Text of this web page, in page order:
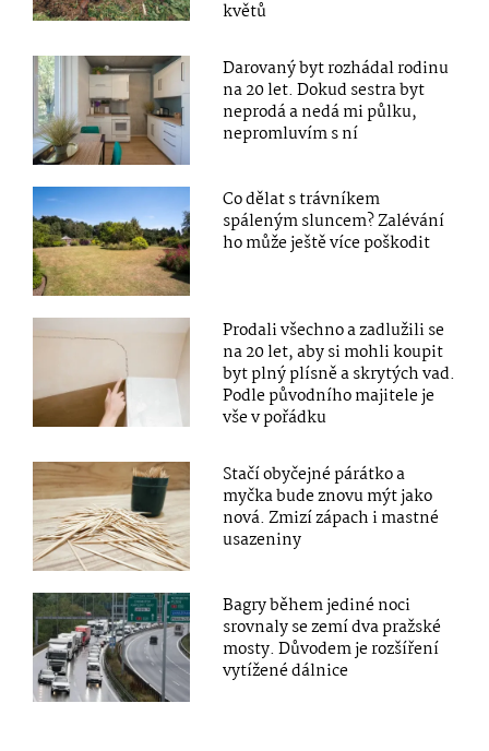
květů
Darovaný byt rozhádal rodinu
na 20 let. Dokud sestra byt
neprodá a nedá mi půlku,
nepromluvím s ní
Co dělat s trávníkem
spáleným sluncem? Zalévání
ho může ještě více poškodit
Prodali všechno a zadlužili se
na 20 let, aby si mohli koupit
byt plný plísně a skrytých vad.
Podle původního majitele je
vše v pořádku
Stačí obyčejné párátko a
myčka bude znovu mýt jako
nová. Zmizí zápach i mastné
usazeniny
Bagry během jediné noci
srovnaly se zemí dva pražské
mosty. Důvodem je rozšíření
vytížené dálnice